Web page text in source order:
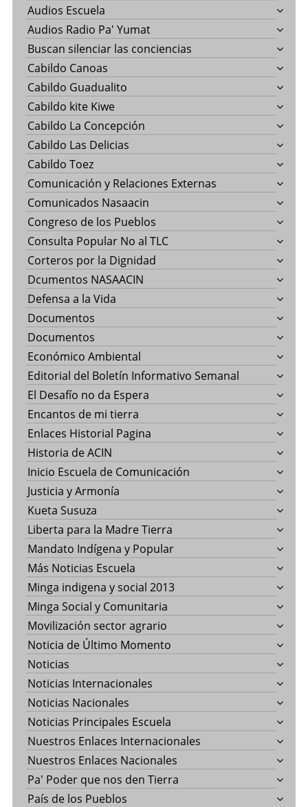
Audios Escuela
Audios Radio Pa' Yumat
Buscan silenciar las conciencias
Cabildo Canoas
Cabildo Guadualito
Cabildo kite Kiwe
Cabildo La Concepción
Cabildo Las Delicias
Cabildo Toez
Comunicación y Relaciones Externas
Comunicados Nasaacin
Congreso de los Pueblos
Consulta Popular No al TLC
Corteros por la Dignidad
Dcumentos NASAACIN
Defensa a la Vida
Documentos
Documentos
Económico Ambiental
Editorial del Boletín Informativo Semanal
El Desafío no da Espera
Encantos de mi tierra
Enlaces Historial Pagina
Historia de ACIN
Inicio Escuela de Comunicación
Justicia y Armonía
Kueta Susuza
Liberta para la Madre Tierra
Mandato Indígena y Popular
Más Noticias Escuela
Minga indigena y social 2013
Minga Social y Comunitaria
Movilización sector agrario
Noticia de Último Momento
Noticias
Noticias Internacionales
Noticias Nacionales
Noticias Principales Escuela
Nuestros Enlaces Internacionales
Nuestros Enlaces Nacionales
Pa' Poder que nos den Tierra
País de los Pueblos